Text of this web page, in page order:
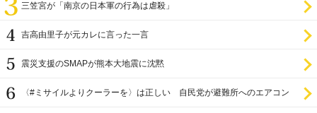
三笠宮が「南京の日本軍の行為は虐殺」
吉高由里子が元カレに言った一言
震災支援のSMAPが熊本大地震に沈黙
〈#ミサイルよりクーラーを〉は正しい 自民党が避難所へのエアコン